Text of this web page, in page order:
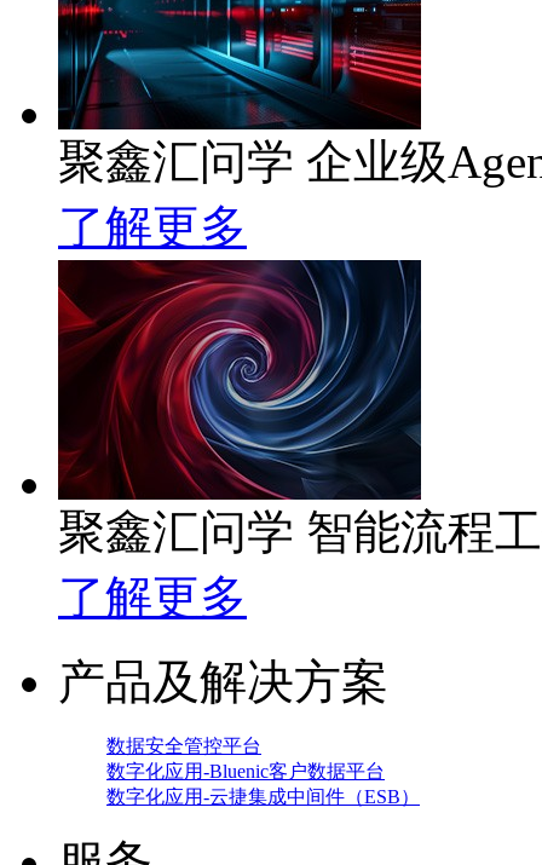
聚鑫汇问学 企业级
了解更多
聚鑫汇问学 智能流程
了解更多
产品及解决方案
数据安全管控平台
数字化应用-Bluenic客户数据平台
数字化应用-云捷集成中间件（ESB）